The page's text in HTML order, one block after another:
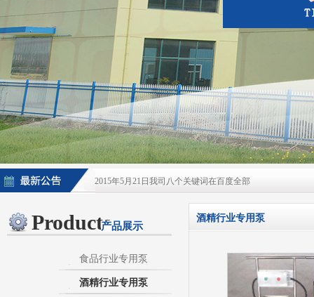
2015年5月21日我司八个关键词在百度全部
2015年5月21日酒泵百度排名上升
淀粉泵|卫生泵|卫生级自吸泵|淀粉旋流器|不
不锈钢自吸泵|不锈钢化工泵|酒泵|酒精泵|淀
热烈庆祝：我司与天长市千秋在线网络服务有限公
Products产品展示
食品行业专用泵
酒精行业专用泵
酒精行业专用泵